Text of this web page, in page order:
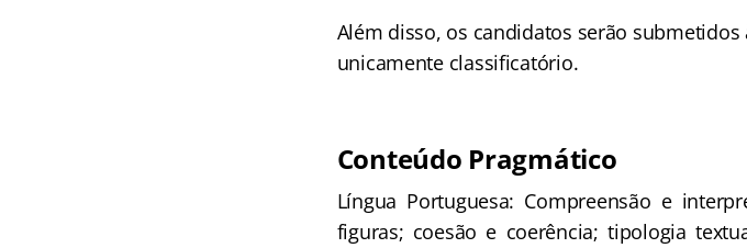
Além disso, os candidatos serão
unicamente classificatório.
Conteúdo Pragmático
Língua Portuguesa: Compreensão e
figuras; coesão e coerência; tipologia